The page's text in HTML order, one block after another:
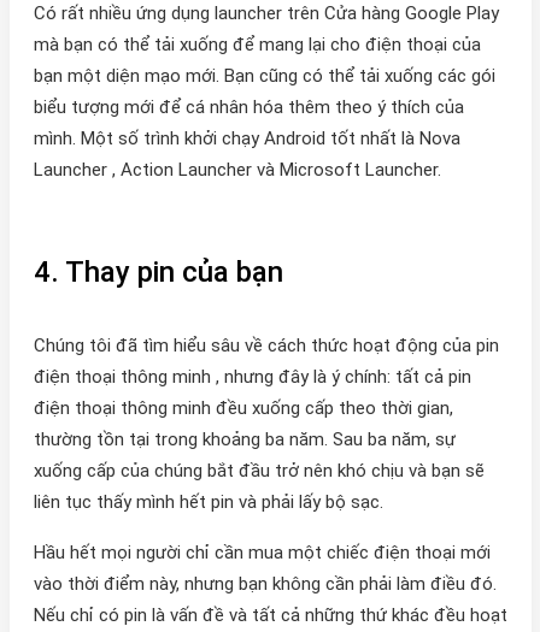
Có rất nhiều ứng dụng launcher trên Cửa hàng Google Play
mà bạn có thể tải xuống để mang lại cho điện thoại của
bạn một diện mạo mới. Bạn cũng có thể tải xuống các gói
biểu tượng mới để cá nhân hóa thêm theo ý thích của
mình. Một số trình khởi chạy Android tốt nhất là Nova
Launcher , Action Launcher và Microsoft Launcher.
4. Thay pin của bạn
Chúng tôi đã tìm hiểu sâu về cách thức hoạt động của pin
điện thoại thông minh , nhưng đây là ý chính: tất cả pin
điện thoại thông minh đều xuống cấp theo thời gian,
thường tồn tại trong khoảng ba năm. Sau ba năm, sự
xuống cấp của chúng bắt đầu trở nên khó chịu và bạn sẽ
liên tục thấy mình hết pin và phải lấy bộ sạc.
Hầu hết mọi người chỉ cần mua một chiếc điện thoại mới
vào thời điểm này, nhưng bạn không cần phải làm điều đó.
Nếu chỉ có pin là vấn đề và tất cả những thứ khác đều hoạt